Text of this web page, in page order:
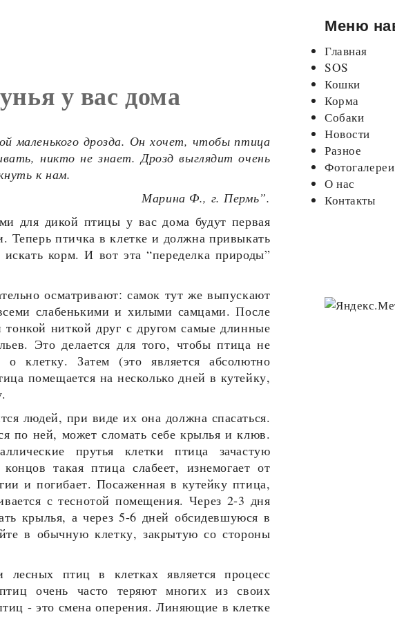
у вас дома
маленького дрозда. Он хочет, чтобы птица
никто не знает. Дрозд выглядит очень
к нам.
Марина Ф., г. Пермь”.
для дикой птицы у вас дома будут первая
Теперь птичка в клетке и должна привыкать
корм. И вот эта “переделка природы”
осматривают: самок тут же выпускают
слабенькими и хилыми самцами. После
ниткой друг с другом самые длинные
Это делается для того, чтобы птица не
о клетку. Затем (это является абсолютно
помещается на несколько дней в кутейку,
людей, при виде их она должна спасаться.
по ней, может сломать себе крылья и клюв.
прутья клетки птица зачастую
такая птица слабеет, изнемогает от
и погибает. Посаженная в кутейку птица,
с теснотой помещения. Через 2-3 дня
крылья, а через 5-6 дней обсидевшуюся в
в обычную клетку, закрытую со стороны
птиц в клетках является процесс
очень часто теряют многих из своих
- это смена оперения. Линяющие в клетке
Меню
Главная
SOS
Кошки
Корма
Собаки
Новости
Разное
Фотогалереи
О нас
Контакты